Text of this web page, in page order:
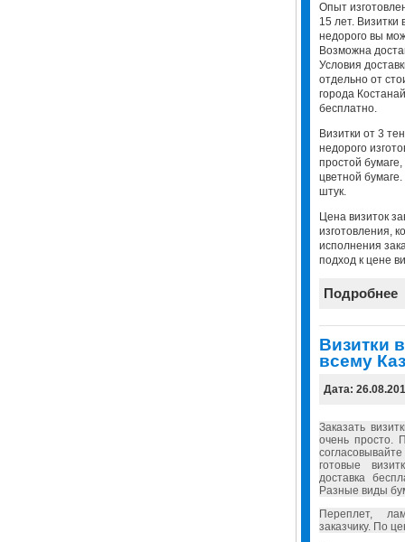
Опыт
15 лет. Визитки
недорого вы
Возможна
Условия
отдельно от
города
бесплатно.
Визитки от 3
недорого
простой
цветной
штук.
Цена визиток
изготовления,
исполнения
подход к цене
Подробнее
Визитки
всему
Дата:
Заказать
очень просто.
готовые
доставка
Разные виды
Переплет,
заказчику. По